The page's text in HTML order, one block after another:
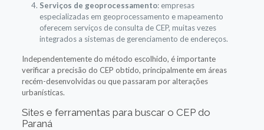
Serviços de geoprocessamento: empresas
especializadas em geoprocessamento e mapeamento
oferecem serviços de consulta de CEP, muitas vezes
integrados a sistemas de gerenciamento de endereços.
Independentemente do método escolhido, é importante
verificar a precisão do CEP obtido, principalmente em áreas
recém-desenvolvidas ou que passaram por alterações
urbanísticas.
Sites e ferramentas para buscar o CEP do
Paraná